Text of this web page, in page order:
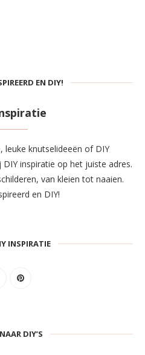
EN DIY!
leuke knutselideeën of DIY
inspiratie op het juiste adres.
van kleien tot naaien.
en DIY!
INSPIRATIE
DIY’S